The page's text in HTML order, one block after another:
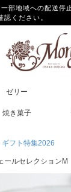
部地域への配送停
認ください。
ゼリー
焼き菓子
ギフト特集2026
ールセレクションM